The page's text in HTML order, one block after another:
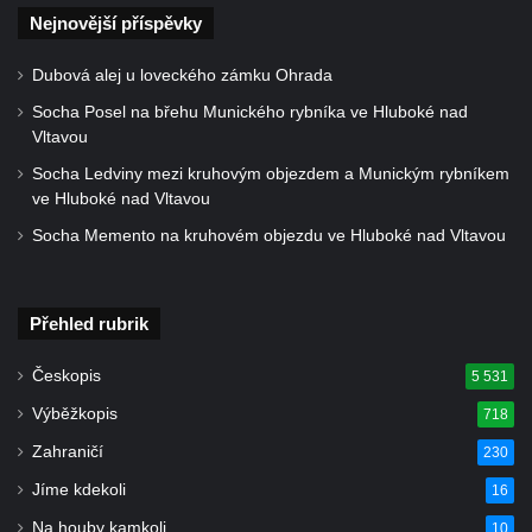
Kříž před hřbitovem v Českolipské ulice v
Dubé
Centrální kříž hřbitova v Dubé
Kříž v Zahradní ulici v Dubé
Kříž v Dlouhé ulici v Dubé
Dubé
Steinův kříž u hřbitova ve Velkém Šenově
svatého Bartoloměje ve Velkém Šenově
Kříž na kostele svatého Bartoloměje ve
Velkém Šenově
Künzlův kříž v předhradí hradu Seeberg
Centrální kříž hřbitova v Cítolibech
Nejnovější příspěvky
Dubová alej u loveckého zámku Ohrada
Socha Posel na břehu Munického rybníka ve Hluboké nad
Vltavou
Socha Ledviny mezi kruhovým objezdem a Munickým rybníkem
ve Hluboké nad Vltavou
Socha Memento na kruhovém objezdu ve Hluboké nad Vltavou
Přehled rubrik
Českopis 5 531
Výběžkopis 718
Zahraničí 230
Jíme kdekoli 16
Na houby kamkoli 10